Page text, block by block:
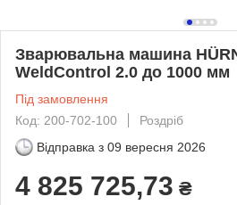
Зварювальна машина
WeldControl 2.0 до 1000 мм
Під замовлення
Код: 200-702-100
Роздріб
Відправка з 09 вересня 2026
4 825 725,73 ₴